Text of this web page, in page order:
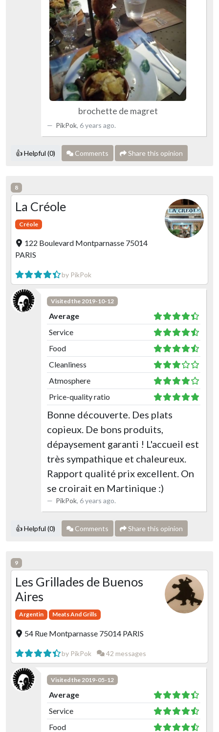
brochette de magret
PikPok, 6 years ago.
👍 Helpful (0) Comments Share this opinion
8
La Créole
Créole
122 Boulevard Montparnasse 75014
PARIS
by PikPok
Visited the 2019-10-12
Average
Service
Food
Cleanliness
Atmosphere
Price-quality ratio
Bonne découverte. Des plats
copieux. De bons produits,
dépaysement garanti ! L'accueil est
très sympathique et chaleureux.
Rapport qualité prix excellent. On
se croirait en Martinique :)
PikPok, 6 years ago.
👍 Helpful (0) Comments Share this opinion
9
Les Grillades de Buenos
Aires
Argentin Meats And Grills
54 Rue Montparnasse 75014 PARIS
by PikPok 42 messages
Visited the 2019-05-12
Average
Service
Food